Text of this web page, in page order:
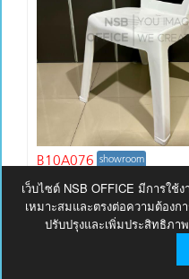
เว็บไซต์ NSB OFFICE มีการใช้
เหมาะสมและตรงต่อความต้อง
ปรับปรุงและเพิ่มประสิทธิภา
B10A076 showroom
เก้าอี้พลาสติก รุ่น Quince (ค
(พลาสติกเกรด A) (1 กล่อง
3,760